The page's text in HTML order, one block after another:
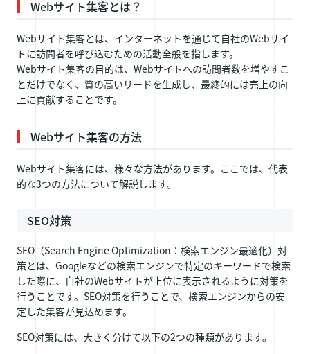
Webサイト集客とは？
Webサイト集客とは、インターネットを通じて自社のWebサイ
トに訪問者を呼び込むための活動全般を指します。
Webサイト集客の目的は、Webサイトへの訪問者数を増やすこ
とだけでなく、質の高いリードを生成し、最終的には売上の向
上に貢献することです。
Webサイト集客の方法
Webサイト集客には、様々な方法があります。ここでは、代表
的な3つの方法について解説します。
SEO対策
SEO（Search Engine Optimization：検索エンジン最適化）対
策とは、Googleなどの検索エンジンで特定のキーワードで検索
した際に、自社のWebサイトが上位に表示されるように対策を
行うことです。SEO対策を行うことで、検索エンジンからの安
定した集客が見込めます。
SEO対策には、大きく分けて以下の2つの種類があります。